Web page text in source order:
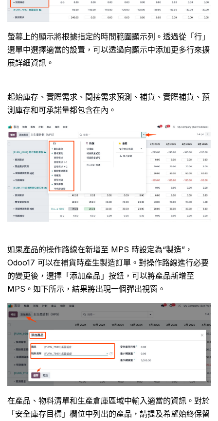
螢幕上的顯示將根據指定的時間範圍顯示列。透過從「行」
選單中選擇適當的設置，可以透過向顯示中添加更多行來擴
展詳細資訊。
起始庫存、實際需求、間接需求預測、補貨、實際補貨、預
測庫存和可承諾量都包含在內。
如果產品的操作路線在新增至 MPS 時設定為“製造”，
Odoo17 可以在補貨時產生製造訂單。對操作路線進行必要
的變更後，選擇「添加產品」按鈕，可以將產品新增至
MPS。如下所示，結果將出現一個彈出視窗。
在產品、物料清單和生產倉庫區域中輸入適當的資訊。對於
「安全庫存目標」欄位中列出的產品，請提及希望始終保留